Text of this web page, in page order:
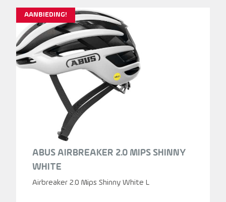
AANBIEDING!
ABUS AIRBREAKER 2.0 MIPS SHINNY
WHITE
Airbreaker 2.0 Mips Shinny White L